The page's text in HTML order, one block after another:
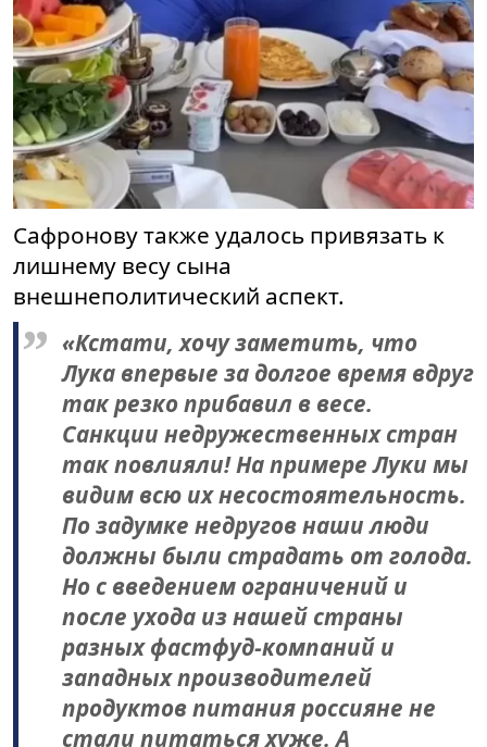
Сафронову также удалось привязать к
лишнему весу сына
внешнеполитический аспект.
«Кстати, хочу заметить, что
Лука впервые за долгое время вдруг
так резко прибавил в весе.
Санкции недружественных стран
так повлияли! На примере Луки мы
видим всю их несостоятельность.
По задумке недругов наши люди
должны были страдать от голода.
Но с введением ограничений и
после ухода из нашей страны
разных фастфуд-компаний и
западных производителей
продуктов питания россияне не
стали питаться хуже. А